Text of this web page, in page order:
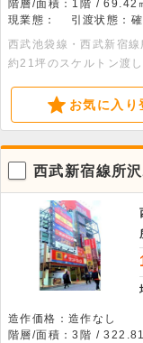
階層/面積：1階 / 69.42
現業態：
引渡状態：
西武池袋線・西武新宿
約21坪のスケルトン渡
お気に入り
西武新宿線所
物件です。
造作価格：造作なし
階層/面積：3階 /